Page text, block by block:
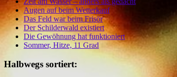
Augen auf beim Wetterkauf
Das Feld war beim Frisör
Der Schilderwald existiert
Die Gewöhnung hat funktioniert
Sommer, Hitze, 11 Grad
Halbwegs sortiert: